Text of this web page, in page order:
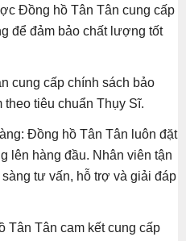
Đồng hồ Tân Tân cung cấp
để đảm bảo chất lượng tốt
cung cấp chính sách bảo
tiêu chuẩn Thụy Sĩ.
Đồng hồ Tân Tân luôn đặt
lên hàng đầu. Nhân viên tận
tư vấn, hỗ trợ và giải đáp
Tân Tân cam kết cung cấp